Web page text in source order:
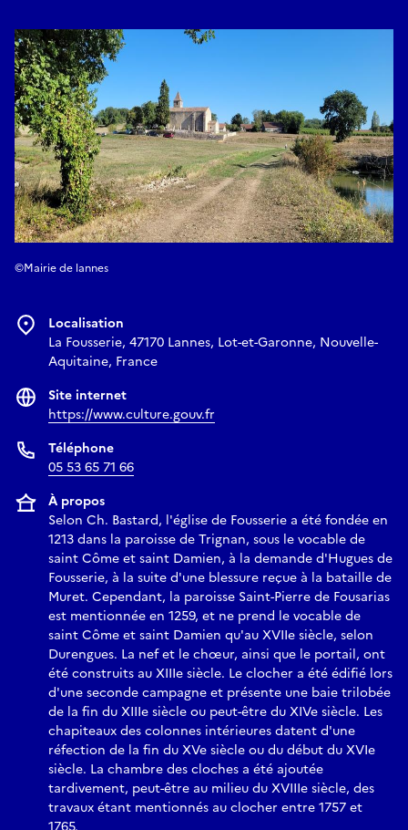
©Mairie de lannes
Localisation
La Fousserie, 47170 Lannes, Lot-et-Garonne, Nouvelle-
Aquitaine, France
Site internet
https://www.culture.gouv.fr
Téléphone
05 53 65 71 66
À propos
Selon Ch. Bastard, l'église de Fousserie a été fondée en
1213 dans la paroisse de Trignan, sous le vocable de
saint Côme et saint Damien, à la demande d'Hugues de
Fousserie, à la suite d'une blessure reçue à la bataille de
Muret. Cependant, la paroisse Saint-Pierre de Fousarias
est mentionnée en 1259, et ne prend le vocable de
saint Côme et saint Damien qu'au XVIIe siècle, selon
Durengues. La nef et le chœur, ainsi que le portail, ont
été construits au XIIIe siècle. Le clocher a été édifié lors
d'une seconde campagne et présente une baie trilobée
de la fin du XIIIe siècle ou peut-être du XIVe siècle. Les
chapiteaux des colonnes intérieures datent d'une
réfection de la fin du XVe siècle ou du début du XVIe
siècle. La chambre des cloches a été ajoutée
tardivement, peut-être au milieu du XVIIIe siècle, des
travaux étant mentionnés au clocher entre 1757 et